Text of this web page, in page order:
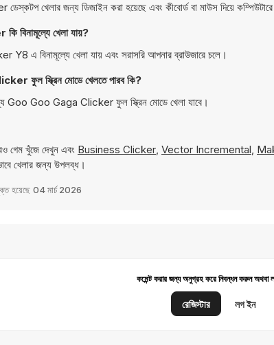
খেলার জন্য ডিজাইন করা হয়েছে এবং কীবোর্ড বা মাউস দিয়ে কম্পিউটারে
খেলা যায়?
এ বিনামূল্যে খেলা যায় এবং সরাসরি আপনার ব্রাউজারে চলে।
ফুল স্ক্রিন মোডে খেলতে পারব কি?
Goo Goo Gaga Clicker ফুল স্ক্রিন মোডে খেলা যাবে।
গেম খুঁজে দেখুন এবং Business Clicker, Vector Incremental,
খেলার জন্য উপলব্ধ।
হয়েছে 04 মার্চ 2026
কমেন্ট করার জন্য অনুগ্রহ করে নিবন্ধন করুন অথবা
রেজিস্টার লগ ইন